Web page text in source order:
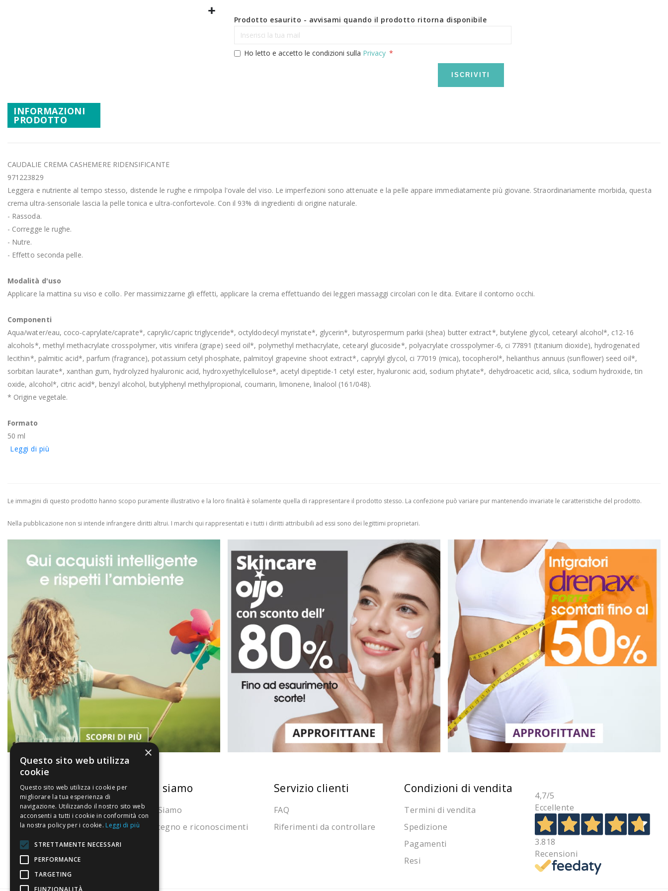
Prodotto esaurito - avvisami quando il prodotto ritorna disponibile
Ho letto e accetto le condizioni sulla Privacy
ISCRIVITI
INFORMAZIONI
PRODOTTO
CAUDALIE CREMA CASHEMERE RIDENSIFICANTE
971223829
Leggera e nutriente al tempo stesso, distende le rughe e rimpolpa l'ovale del viso. Le imperfezioni sono attenuate e la pelle appare immediatamente più giovane. Straordinariamente morbida, questa
crema ultra-sensoriale lascia la pelle tonica e ultra-confortevole. Con il 93% di ingredienti di origine naturale.
- Rassoda.
- Corregge le rughe.
- Nutre.
- Effetto seconda pelle.
Modalità d'uso
Applicare la mattina su viso e collo. Per massimizzarne gli effetti, applicare la crema effettuando dei leggeri massaggi circolari con le dita. Evitare il contorno occhi.
Componenti
Aqua/water/eau, coco-caprylate/caprate*, caprylic/capric triglyceride*, octyldodecyl myristate*, glycerin*, butyrospermum parkii (shea) butter extract*, butylene glycol, cetearyl alcohol*, c12-16
alcohols*, methyl methacrylate crosspolymer, vitis vinifera (grape) seed oil*, polymethyl methacrylate, cetearyl glucoside*, polyacrylate crosspolymer-6, ci 77891 (titanium dioxide), hydrogenated
lecithin*, palmitic acid*, parfum (fragrance), potassium cetyl phosphate, palmitoyl grapevine shoot extract*, caprylyl glycol, ci 77019 (mica), tocopherol*, helianthus annuus (sunflower) seed oil*,
sorbitan laurate*, xanthan gum, hydrolyzed hyaluronic acid, hydroxyethylcellulose*, acetyl dipeptide-1 cetyl ester, hyaluronic acid, sodium phytate*, dehydroacetic acid, silica, sodium hydroxide, tin
oxide, alcohol*, citric acid*, benzyl alcohol, butylphenyl methylpropional, coumarin, limonene, linalool (161/048).
* Origine vegetale.
Formato
50 ml
Leggi di più
Le immagini di questo prodotto hanno scopo puramente illustrativo e la loro finalità è solamente quella di rappresentare il prodotto stesso. La confezione può variare pur mantenendo invariate le caratteristiche del prodotto.
Nella pubblicazione non si intende infrangere diritti altrui. I marchi qui rappresentati e i tutti i diritti attribuibili ad essi sono dei legittimi proprietari.
La nostra convenienza
Il risparmio che fa ambiente
Il nostro manifesto
Il blog
Perché fidarti
Vendi con noi
Chi siamo
Chi Siamo
Sostegno e riconoscimenti
Servizio clienti
FAQ
Riferimenti da controllare
Condizioni di vendita
Termini di vendita
Spedizione
Pagamenti
Resi
4,7/5
Eccellente
3.818
Recensioni
×
Questo sito web utilizza
cookie
Questo sito web utilizza i cookie per
migliorare la tua esperienza di
navigazione. Utilizzando il nostro sito web
acconsenti a tutti i cookie in conformità con
la nostra policy per i cookie. Leggi di più
STRETTAMENTE NECESSARI
PERFORMANCE
TARGETING
FUNZIONALITÀ